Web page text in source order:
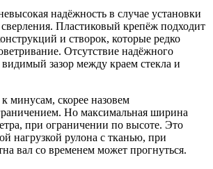
надёжность в случае установки
Пластиковый крепёж подходит
и створок, которые редко
Отсутствие надёжного
зазор между краем стекла и
минусам, скорее назовем
Но максимальная ширина
при ограничении по высоте. Это
нагрузкой рулона с тканью, при
вал со временем может прогнуться.